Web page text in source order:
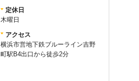
query_builder2021年12月28日
平素よりラッキー
用いただきありがとうございます
。
定休日
木曜日
アクセス
横浜市営地下鉄ブルーライン吉野
町駅B4出口から徒歩2分